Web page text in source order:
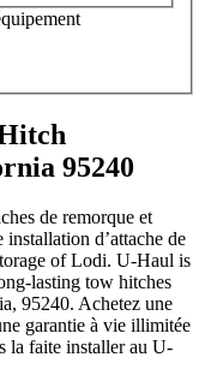
95240
de remorque et
installation d’attache de
of Lodi. U-Haul is
lasting tow hitches
95240. Achetez une
garantie à vie illimitée
la faite installer au U-